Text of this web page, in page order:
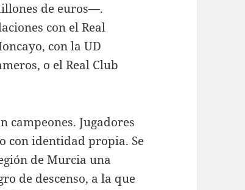
de euros—.
con el Real
con la UD
o el Real Club
campeones. Jugadores
con identidad propia. Se
de Murcia una
de descenso, a la que